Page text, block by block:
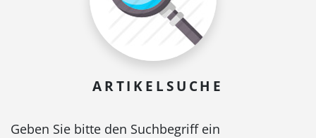
ARTIKELSUCHE
Geben Sie bitte den Suchbegriff ein